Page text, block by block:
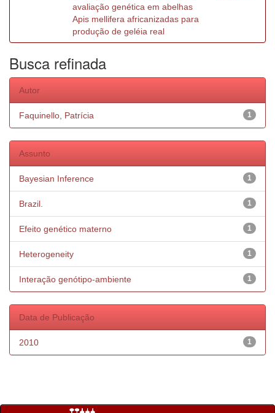
avaliação genética em abelhas
Apis mellifera africanizadas para
produção de geléia real
Busca refinada
Autor
1
Faquinello, Patrícia
Assunto
1
Bayesian Inference
1
Brazil.
1
Efeito genético materno
1
Heterogeneity
1
Interação genótipo-ambiente
Data de Publicação
1
2010